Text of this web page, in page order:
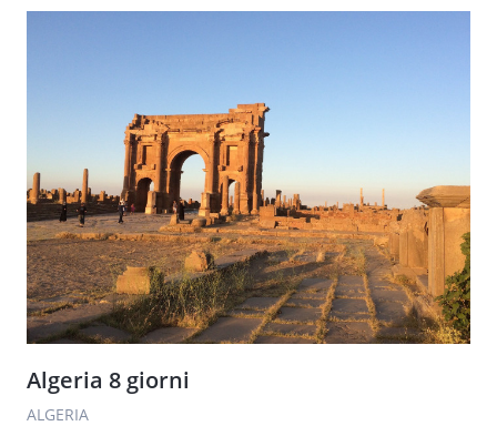
Algeria 8 giorni
ALGERIA